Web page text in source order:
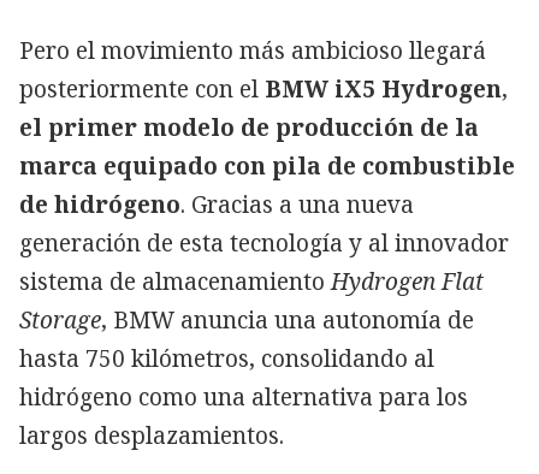
Pero el movimiento más ambicioso llegará
posteriormente con el BMW iX5 Hydrogen,
el primer modelo de producción de la
marca equipado con pila de combustible
de hidrógeno. Gracias a una nueva
generación de esta tecnología y al innovador
sistema de almacenamientoHydrogen Flat
Storage, BMW anuncia una autonomía de
hasta 750 kilómetros, consolidando al
hidrógeno como una alternativa para los
largos desplazamientos.